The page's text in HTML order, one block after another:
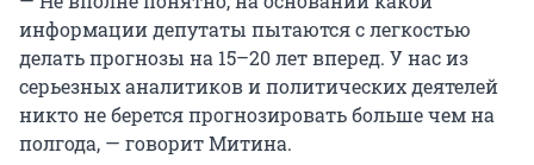
информации депутаты пытаются с легкостью
делать прогнозы на 15–20 лет вперед. У нас из
серьезных аналитиков и политических деятелей
никто не берется прогнозировать больше чем на
полгода, — говорит Митина.